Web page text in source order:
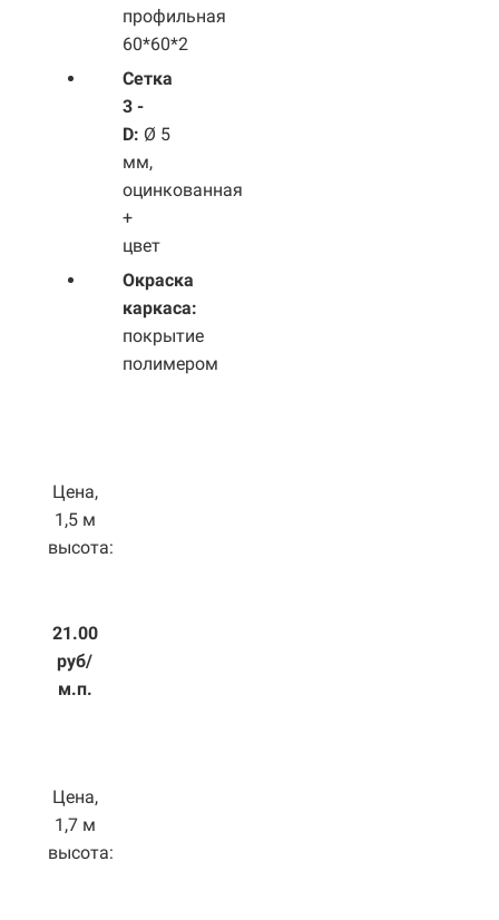
профильная
60*60*2
Сетка
3 -
D: Ø 5
мм,
оцинкованная
+
цвет
Окраска
каркаса:
покрытие
полимером
Цена,
1,5 м
высота:
21.00
руб/
м.п.
Цена,
1,7 м
высота: